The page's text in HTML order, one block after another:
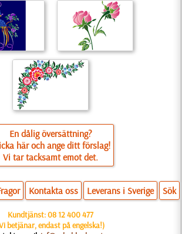
En dålig översättning?
här och ange ditt förslag!
Vi tar tacksamt emot det.
Kontakta oss Leverans i Sverige Sök
Kundtjänst:08 12 400 477
betjänar, endast på engelska!)